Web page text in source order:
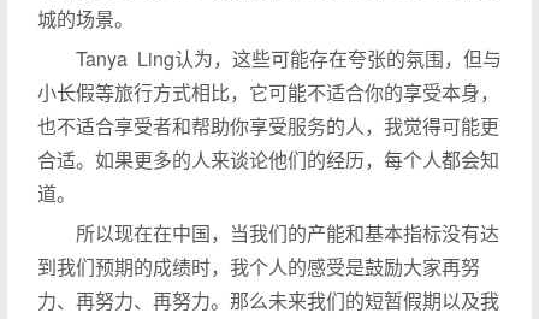
城的场景。
Tanya Ling认为，这些可能存在夸张的氛围，但与
小长假等旅行方式相比，它可能不适合你的享受本身，
也不适合享受者和帮助你享受服务的人，我觉得可能更
合适。如果更多的人来谈论他们的经历，每个人都会知
道。
所以现在在中国，当我们的产能和基本指标没有达
到我们预期的成绩时，我个人的感受是鼓励大家再努
力、再努力、再努力。那么未来我们的短暂假期以及我